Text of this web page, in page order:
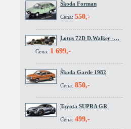
Škoda Forman
Cena: 550,-
Lotus 72D D.Walker -…
Cena: 1 699,-
Škoda Garde 1982
Cena: 850,-
Toyota SUPRA GR
Cena: 499,-